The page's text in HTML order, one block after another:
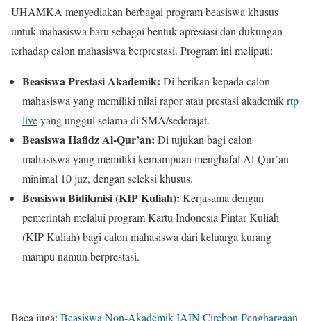
UHAMKA menyediakan berbagai program beasiswa khusus
untuk mahasiswa baru sebagai bentuk apresiasi dan dukungan
terhadap calon mahasiswa berprestasi. Program ini meliputi:
Beasiswa Prestasi Akademik: Di berikan kepada calon
mahasiswa yang memiliki nilai rapor atau prestasi akademikrtp
liveyang unggul selama di SMA/sederajat.
Beasiswa Hafidz Al-Qur’an: Di tujukan bagi calon
mahasiswa yang memiliki kemampuan menghafal Al-Qur’an
minimal 10 juz, dengan seleksi khusus.
Beasiswa Bidikmisi (KIP Kuliah): Kerjasama dengan
pemerintah melalui program Kartu Indonesia Pintar Kuliah
(KIP Kuliah) bagi calon mahasiswa dari keluarga kurang
mampu namun berprestasi.
Baca juga: Beasiswa Non-Akademik IAIN Cirebon Penghargaan